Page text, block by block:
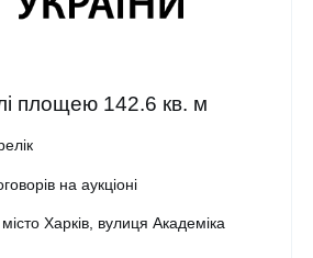
площею 142.6 кв. м
на аукціоні
Харків, вулиця Академіка